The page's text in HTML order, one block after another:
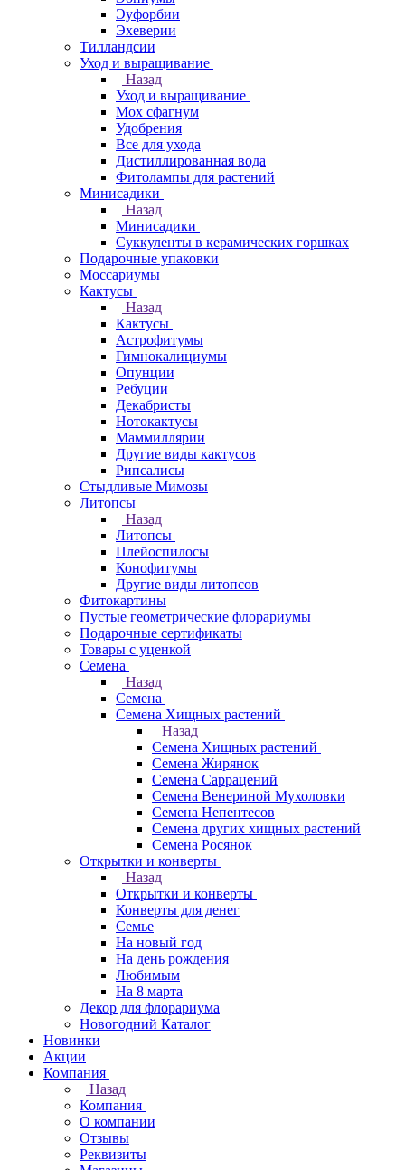
Эуфорбии
Эхеверии
Тилландсии
Уход и выращивание
Назад
Уход и выращивание
Мох сфагнум
Удобрения
Все для ухода
Дистиллированная вода
Фитолампы для растений
Минисадики
Назад
Минисадики
Суккуленты в керамических горшках
Подарочные упаковки
Моссариумы
Кактусы
Назад
Кактусы
Астрофитумы
Гимнокалициумы
Опунции
Ребуции
Декабристы
Нотокактусы
Маммиллярии
Другие виды кактусов
Рипсалисы
Стыдливые Мимозы
Литопсы
Назад
Литопсы
Плейоспилосы
Конофитумы
Другие виды литопсов
Фитокартины
Пустые геометрические флорариумы
Подарочные сертификаты
Товары с уценкой
Семена
Назад
Семена
Семена Хищных растений
Назад
Семена Хищных растений
Семена Жирянок
Семена Саррацений
Семена Венериной Мухоловки
Семена Непентесов
Семена других хищных растений
Семена Росянок
Открытки и конверты
Назад
Открытки и конверты
Конверты для денег
Семье
На новый год
На день рождения
Любимым
На 8 марта
Декор для флорариума
Новогодний Каталог
Новинки
Акции
Компания
Назад
Компания
О компании
Отзывы
Реквизиты